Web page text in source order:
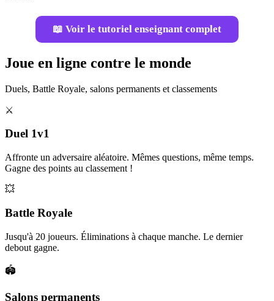
📖 Voir le tutoriel enseignant complet
Joue en ligne contre le monde
Duels, Battle Royale, salons permanents et classements
⚔️
Duel 1v1
Affronte un adversaire aléatoire. Mêmes questions, même temps.
Gagne des points au classement !
💥
Battle Royale
Jusqu'à 20 joueurs. Éliminations à chaque manche. Le dernier
debout gagne.
🏟️
Salons permanents